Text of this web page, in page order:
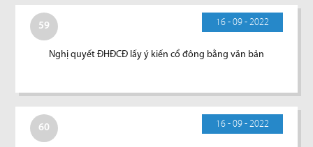
59 16 - 09 - 2022
Nghị quyết ĐHĐCĐ lấy ý kiến cổ đông bằng văn bản
60 16 - 09 - 2022